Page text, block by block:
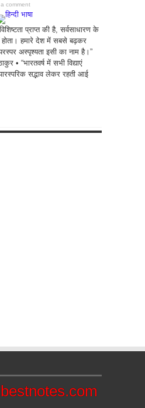
comment
प्राप्त की है, सर्वसाधारण के
हमारे देश में सबसे बढ़कर
अस्पृश्यता इसी का नाम है।”
में सभी विद्याएं
सद्भाव लेकर रहती आई